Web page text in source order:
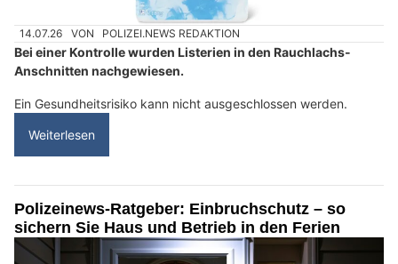
14.07.26 VON POLIZEI.NEWS REDAKTION
Bei einer Kontrolle wurden Listerien in den Rauchlachs-
Anschnitten nachgewiesen.
Ein Gesundheitsrisiko kann nicht ausgeschlossen werden.
Weiterlesen
Polizeinews-Ratgeber: Einbruchschutz – so
sichern Sie Haus und Betrieb in den Ferien